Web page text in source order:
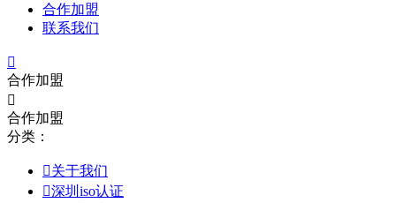
合作加盟
联系我们

合作加盟

合作加盟
分类：
关于我们
深圳iso认证